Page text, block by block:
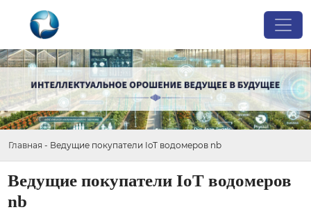
Главная - Ведущие покупатели IoT водомеров nb
Ведущие покупатели IoT водомеров
nb